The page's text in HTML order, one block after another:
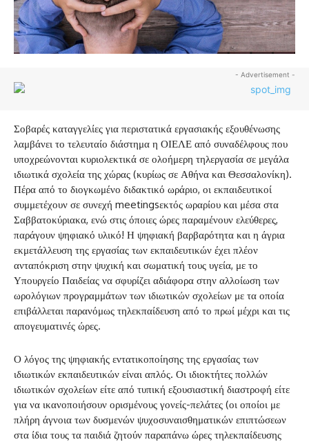
- Advertisement -
Σοβαρές καταγγελίες για περιστατικά εργασιακής εξουθένωσης
λαμβάνει το τελευταίο διάστημα η ΟΙΕΛΕ από συναδέλφους που
υποχρεώνονται κυριολεκτικά σε ολοήμερη τηλεργασία σε μεγάλα
ιδιωτικά σχολεία της χώρας (κυρίως σε Αθήνα και Θεσσαλονίκη).
Πέρα από το διογκωμένο διδακτικό ωράριο, οι εκπαιδευτικοί
συμμετέχουν σε συνεχή meetingsεκτός ωραρίου και μέσα στα
Σαββατοκύριακα, ενώ στις όποιες ώρες παραμένουν ελεύθερες,
παράγουν ψηφιακό υλικό! Η ψηφιακή βαρβαρότητα και η άγρια
εκμετάλλευση της εργασίας των εκπαιδευτικών έχει πλέον
ανταπόκριση στην ψυχική και σωματική τους υγεία, με το
Υπουργείο Παιδείας να σφυρίζει αδιάφορα στην αλλοίωση των
ωρολόγιων προγραμμάτων των ιδιωτικών σχολείων με τα οποία
επιβάλλεται παρανόμως τηλεκπαίδευση από το πρωί μέχρι και τις
απογευματινές ώρες.
Ο λόγος της ψηφιακής εντατικοποίησης της εργασίας των
ιδιωτικών εκπαιδευτικών είναι απλός. Οι ιδιοκτήτες πολλών
ιδιωτικών σχολείων είτε από τυπική εξουσιαστική διαστροφή είτε
για να ικανοποιήσουν ορισμένους γονείς-πελάτες (οι οποίοι με
πλήρη άγνοια των δυσμενών ψυχοσυναισθηματικών επιπτώσεων
στα ίδια τους τα παιδιά ζητούν παραπάνω ώρες τηλεκπαίδευσης